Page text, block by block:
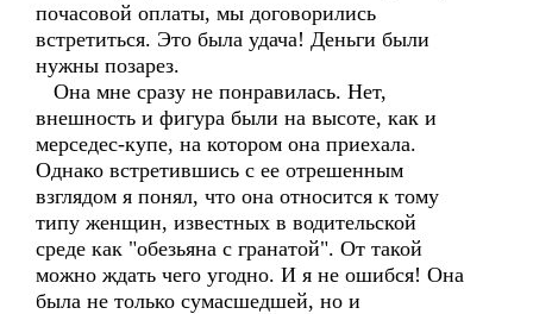
почасовой оплаты, мы договорились
встретиться. Это была удача! Деньги были
нужны позарез.
Она мне сразу не понравилась. Нет,
внешность и фигура были на высоте, как и
мерседес-купе, на котором она приехала.
Однако встретившись с ее отрешенным
взглядом я понял, что она относится к тому
типу женщин, известных в водительской
среде как "обезьяна с гранатой". От такой
можно ждать чего угодно. И я не ошибся! Она
была не только сумасшедшей, но и